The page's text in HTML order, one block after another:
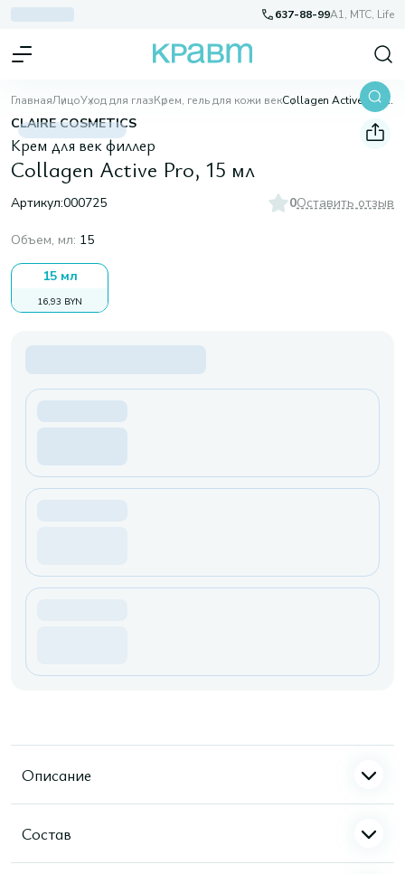
637-88-99A1, МТС, Life
ГлавнаяЛицоУход для глазКрем, гель для кожи век Collagen Active Pro, 15 мл
CLAIRE COSMETICS
Крем для век филлер
Collagen Active Pro, 15 мл
Артикул:000725 0Оставить отзыв
Объем, мл: 15
15 мл
16,93 BYN
Описание
Состав